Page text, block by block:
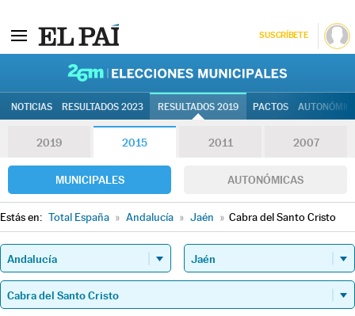
SUSCRÍBETE
NOTICIAS RESULTADOS 2023 RESULTADOS 2019 PACTOS
2019 2015 2011 2007
MUNICIPALES AUTONÓMICAS
Estás en: Total España » Andalucía » Jaén » Cabra del Santo Cristo